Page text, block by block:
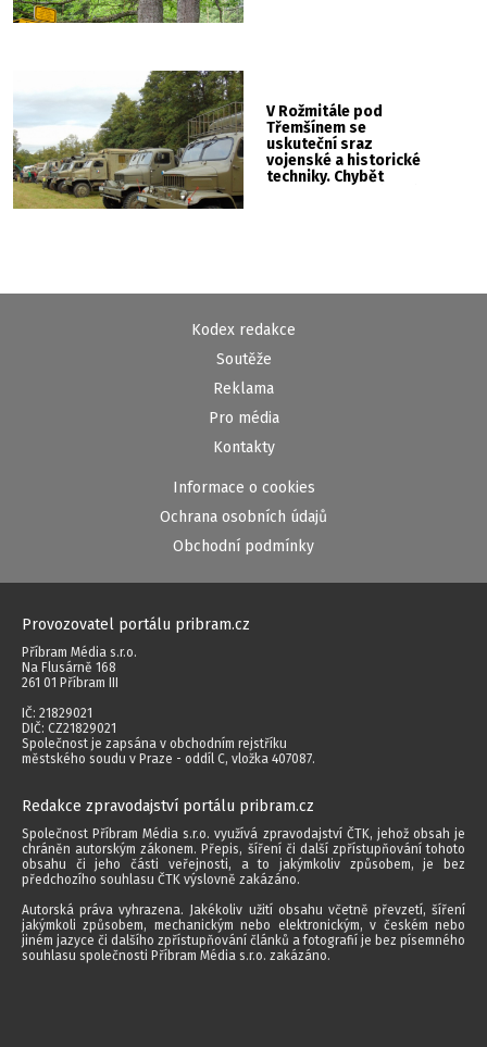
V Rožmitále pod
Třemšínem se
uskuteční sraz
vojenské a historické
techniky. Chybět
Kodex redakce
Soutěže
Reklama
Pro média
Kontakty
Informace o cookies
Ochrana osobních údajů
Obchodní podmínky
Provozovatel portálu pribram.cz
Příbram Média s.r.o.
Na Flusárně 168
261 01 Příbram III
IČ: 21829021
DIČ: CZ21829021
Společnost je zapsána v obchodním rejstříku
městského soudu v Praze - oddíl C, vložka 407087.
Redakce zpravodajství portálu pribram.cz
Společnost Příbram Média s.r.o. využívá zpravodajství ČTK, jehož obsah je
chráněn autorským zákonem. Přepis, šíření či další zpřístupňování tohoto
obsahu či jeho části veřejnosti, a to jakýmkoliv způsobem, je bez
předchozího souhlasu ČTK výslovně zakázáno.
Autorská práva vyhrazena. Jakékoliv užití obsahu včetně převzetí, šíření
jakýmkoli způsobem, mechanickým nebo elektronickým, v českém nebo
jiném jazyce či dalšího zpřístupňování článků a fotografií je bez písemného
souhlasu společnosti Příbram Média s.r.o. zakázáno.